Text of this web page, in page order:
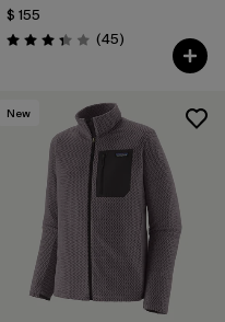
$ 155
Valoración: 3.4 / 5
(45Comentarios
)
New